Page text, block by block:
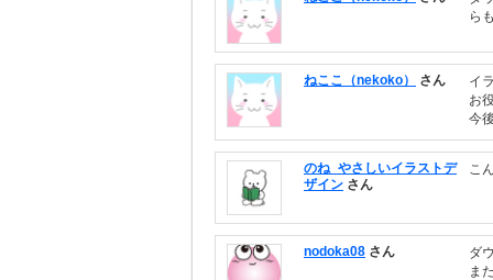
ら
ねここ（nekoko） さん
イ
お
今
のね_やさしいイラストデ
ザイン さん
こ
nodoka08 さん
ダ
ま